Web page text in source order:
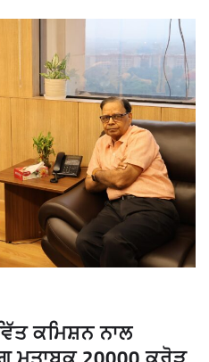
ਕਮਿਸ਼ਨ ਨਾਲ